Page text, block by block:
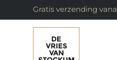
Gratis verzending